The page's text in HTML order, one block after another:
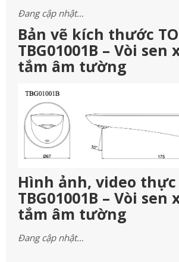
Đang cập nhật…
Bản vẽ kích thước
TBG01001B – Vòi sen
tắm âm tường
Hình ảnh, video thực
TBG01001B – Vòi sen
tắm âm tường
Đang cập nhật…